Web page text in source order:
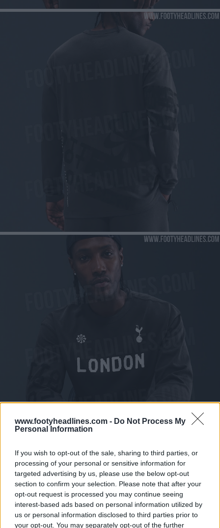
www.footyheadlines.com - Do Not Process My
Personal Information
If you wish to opt-out of the sale, sharing to third parties, or
processing of your personal or sensitive information for
targeted advertising by us, please use the below opt-out
section to confirm your selection. Please note that after your
opt-out request is processed you may continue seeing
interest-based ads based on personal information utilized by
us or personal information disclosed to third parties prior to
your opt-out. You may separately opt-out of the further